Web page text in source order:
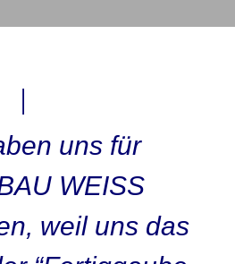
uns für
WEISS
weil uns das